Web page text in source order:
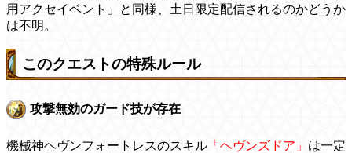
用アクセイベント」と同様、土日限定配信されるのかどうか
は不明。
このクエストの特殊ルール
攻撃無効のガード技が存在
機械神ヘヴンフォートレスのスキル 「ヘヴンズドア」 は一定